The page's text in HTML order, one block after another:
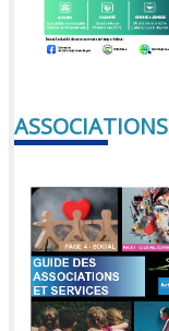
ASSOCIATIONS